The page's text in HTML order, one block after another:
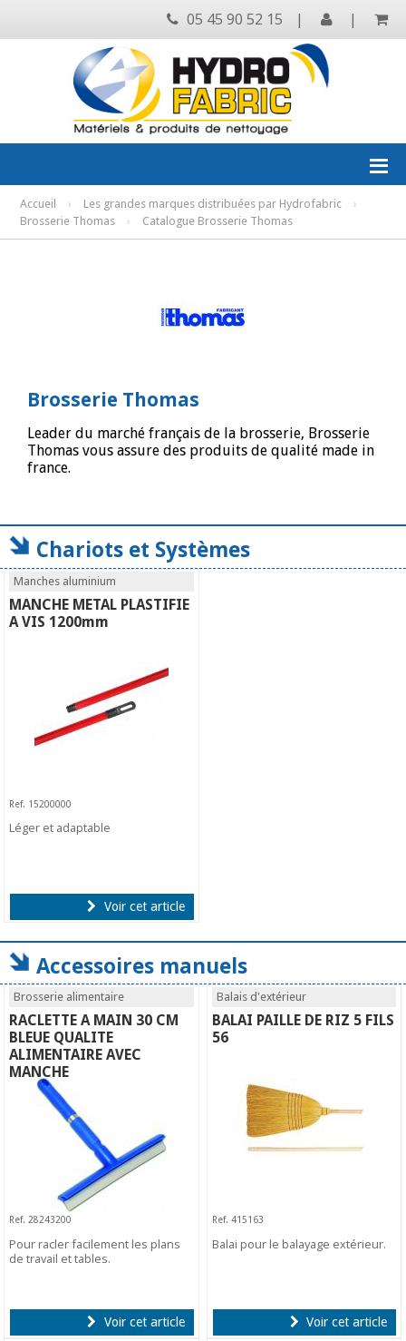
05 45 90 52 15 | |
Accueil › Les grandes marques distribuées par Hydrofabric
›
Brosserie Thomas
› Catalogue Brosserie Thomas
Brosserie Thomas
Leader du marché français de la brosserie, Brosserie
Thomas vous assure des produits de qualité made in
france.
Chariots et Systèmes
Manches aluminium
MANCHE METAL PLASTIFIE
A VIS 1200mm
Ref. 15200000
Léger et adaptable
Voir cet article
Accessoires manuels
Brosserie alimentaire
RACLETTE A MAIN 30 CM
BLEUE QUALITE
ALIMENTAIRE AVEC
MANCHE
Ref. 28243200
Pour racler facilement les plans
de travail et tables.
Voir cet article
Balais d'extérieur
BALAI PAILLE DE RIZ 5 FILS
56
Ref. 415163
Balai pour le balayage extérieur.
Voir cet article